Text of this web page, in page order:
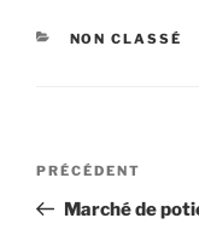
CATÉGORIES
NON CLASSÉ
Navigation
l’article
Article
précédent
PRÉCÉDENT
Marché de